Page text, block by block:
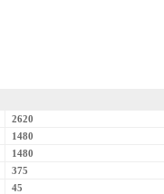
2620
1480
1480
375
45